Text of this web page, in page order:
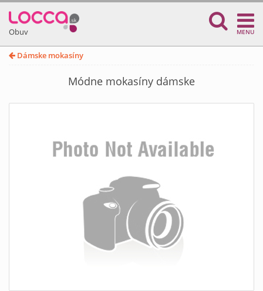
Obuv MENU
Dámske mokasíny
Módne mokasíny dámske